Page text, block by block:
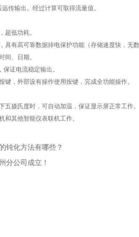
传输出。经过计算可取得流量值。
低功耗。
有高可靠数据掉电保护功能（存储速度快，无数
、日期。
证电流稳定输出。
，外部设有操作使用按键，完成全功能操作。
摄氏度时，可自动加温，保证显示屏正常工作。
其他智能仪表联机工作。
钝化方法有哪些？
分公司成立！